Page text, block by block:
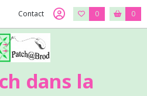
Contact 0 0
dans la